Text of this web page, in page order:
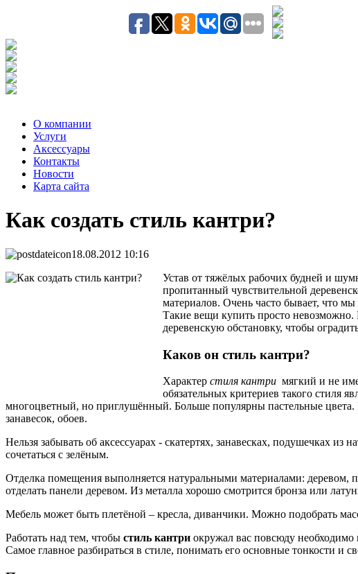
О компании
Услуги
Аксесcуары
Контакты
Новости
Карта сайта
Как создать стиль кантри?
18.08.2012 10:16
Устав от тяжёлых рабочих будней и
пропитанный чувствительной
материалов. Очень часто бывает, что
Такие вещи купить просто невозможно.
деревенскую обстановку, чтобы
Каков он стиль кантри?
Характер стиля кантри мягкий и не
обязательных критериев такого стиля
многоцветный, но приглушённый. Больше популярны пастельные цвета.
занавесок, обоев.
Нельзя забывать об аксессуарах - скатертях, занавесках, подушечках
сочетаться с зелёным.
Отделка помещения выполняется натуральными материалами:
отделать панели деревом. Из металла хорошо смотрится бронза или
Мебель может быть плетёной – кресла, диванчики. Можно подобрать
Работать над тем, чтобы стиль кантри окружал вас повсюду необходимо
Самое главное разбираться в стиле, понимать его основные тонкости и